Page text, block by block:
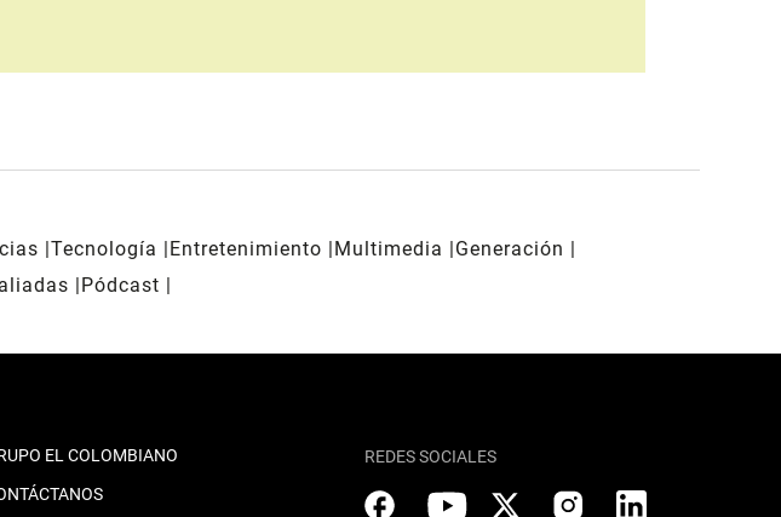
Tecnología Entretenimiento Multimedia
Generación
Pódcast
EL COLOMBIANO
REDES SOCIALES